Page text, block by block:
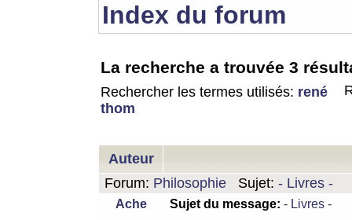
Index du forum
La recherche a trouvée 3
Rechercher les termes utilisés: rené
thom
Auteur
Forum: Philosophie Sujet: - Livres -
Ache Sujet du message: - Livres -